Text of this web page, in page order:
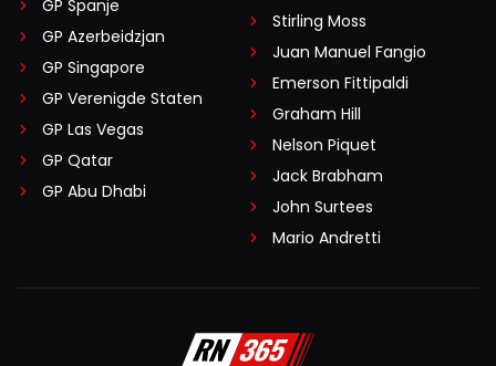
GP Spanje
GP Azerbeidzjan
GP Singapore
GP Verenigde Staten
GP Las Vegas
GP Qatar
GP Abu Dhabi
Stirling Moss
Juan Manuel Fangio
Emerson Fittipaldi
Graham Hill
Nelson Piquet
Jack Brabham
John Surtees
Mario Andretti